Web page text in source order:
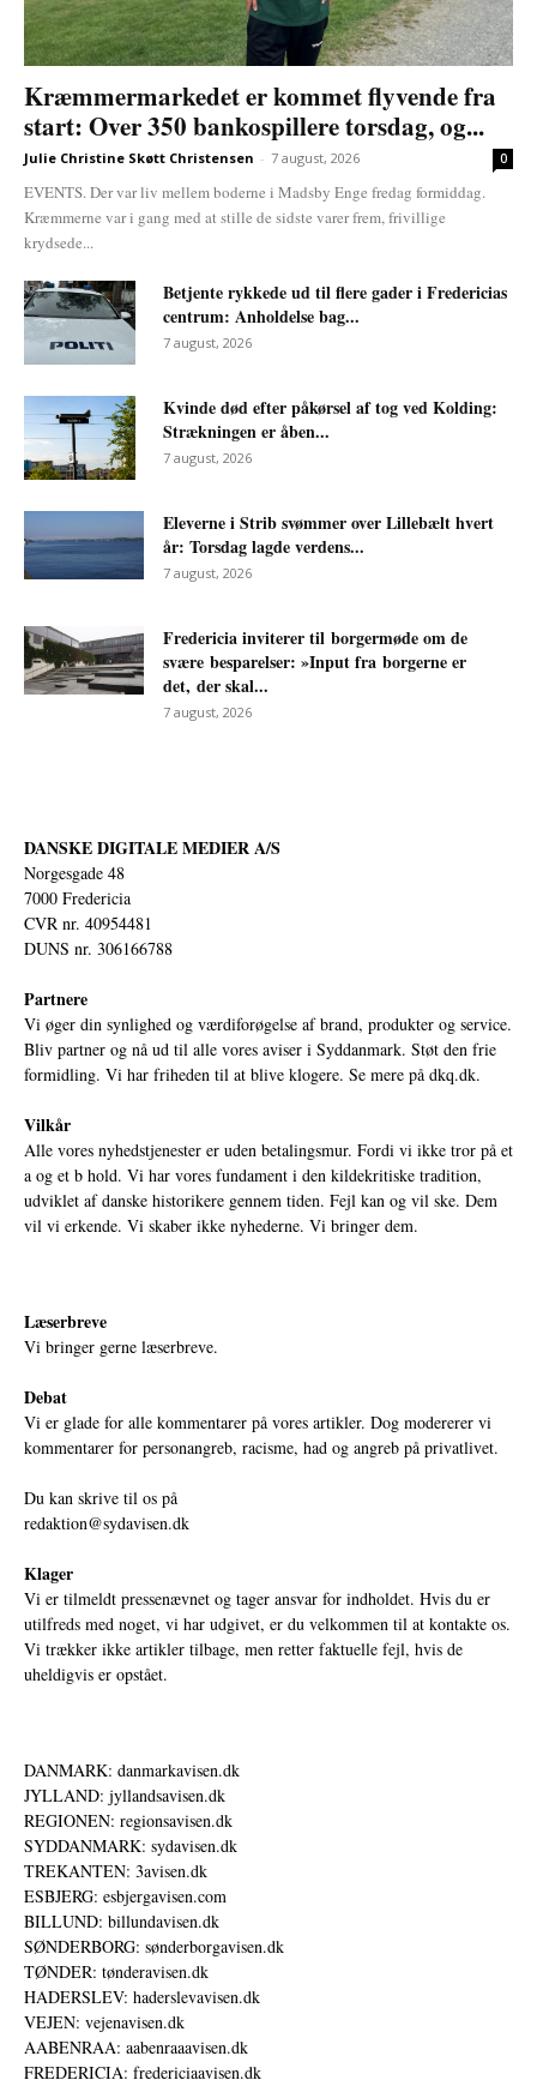
Kræmmermarkedet er kommet flyvende fra
start: Over 350 bankospillere torsdag, og...
Julie Christine Skøtt Christensen - 7 august, 2026 0
EVENTS. Der var liv mellem boderne i Madsby Enge fredag formiddag.
Kræmmerne var i gang med at stille de sidste varer frem, frivillige
krydsede...
Betjente rykkede ud til flere gader i Fredericias
centrum: Anholdelse bag...
7 august, 2026
Kvinde død efter påkørsel af tog ved Kolding:
Strækningen er åben...
7 august, 2026
Eleverne i Strib svømmer over Lillebælt hvert
år: Torsdag lagde verdens...
7 august, 2026
Fredericia inviterer til borgermøde om de
svære besparelser: »Input fra borgerne er
det, der skal...
7 august, 2026
DANSKE DIGITALE MEDIER A/S
Norgesgade 48
7000 Fredericia
CVR nr. 40954481
DUNS nr. 306166788
Partnere
Vi øger din synlighed og værdiforøgelse af brand, produkter og service.
Bliv partner og nå ud til alle vores aviser i Syddanmark. Støt den frie
formidling. Vi har friheden til at blive klogere. Se mere på dkq.dk.
Vilkår
Alle vores nyhedstjenester er uden betalingsmur. Fordi vi ikke tror på et
a og et b hold. Vi har vores fundament i den kildekritiske tradition,
udviklet af danske historikere gennem tiden. Fejl kan og vil ske. Dem
vil vi erkende. Vi skaber ikke nyhederne. Vi bringer dem.
Læserbreve
Vi bringer gerne læserbreve.
Debat
Vi er glade for alle kommentarer på vores artikler. Dog modererer vi
kommentarer for personangreb, racisme, had og angreb på privatlivet.
Du kan skrive til os på
redaktion@sydavisen.dk
Klager
Vi er tilmeldt pressenævnet og tager ansvar for indholdet. Hvis du er
utilfreds med noget, vi har udgivet, er du velkommen til at kontakte os.
Vi trækker ikke artikler tilbage, men retter faktuelle fejl, hvis de
uheldigvis er opstået.
DANMARK: danmarkavisen.dk
JYLLAND: jyllandsavisen.dk
REGIONEN: regionsavisen.dk
SYDDANMARK: sydavisen.dk
TREKANTEN: 3avisen.dk
ESBJERG: esbjergavisen.com
BILLUND: billundavisen.dk
SØNDERBORG: sønderborgavisen.dk
TØNDER: tønderavisen.dk
HADERSLEV: haderslevavisen.dk
VEJEN: vejenavisen.dk
AABENRAA: aabenraaavisen.dk
FREDERICIA: fredericiaavisen.dk